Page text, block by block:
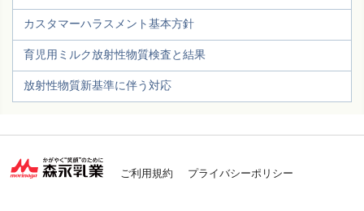
カスタマーハラスメント基本方針
育児用ミルク放射性物質検査と結果
放射性物質新基準に伴う対応
ご利用規約 プライバシーポリシー